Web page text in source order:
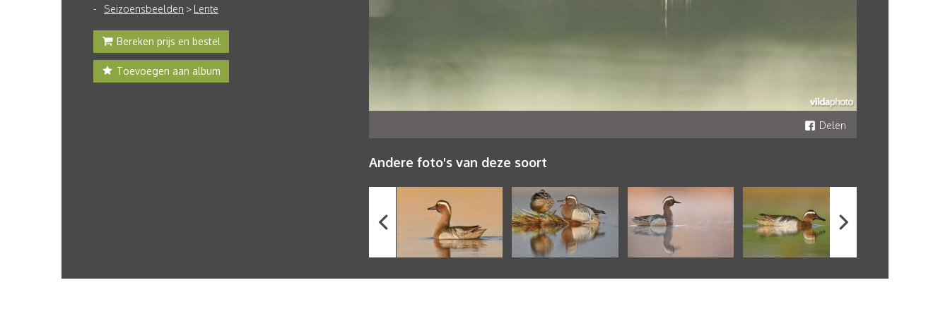
Seizoensbeelden > Lente
Bereken prijs en bestel
Toevoegen aan album
Delen
Andere foto's van deze soort